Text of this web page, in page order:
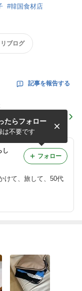
#韓国食材店
リブログ
記事を報告する
定】近沢レースのレ
カチ
し
けて、旅して、50代
たらフォロー
は不要です
フォロー